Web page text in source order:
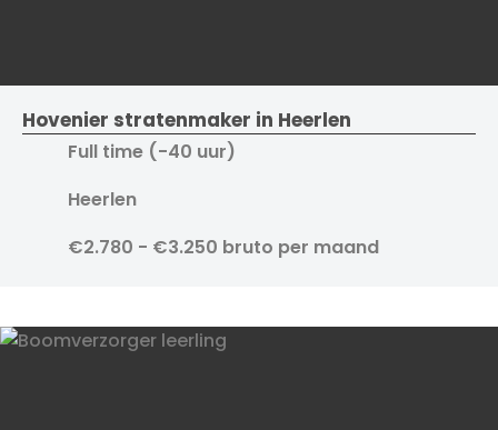
Hovenier stratenmaker in Heerlen
Full time (-40 uur)
Heerlen
€2.780 - €3.250 bruto per maand